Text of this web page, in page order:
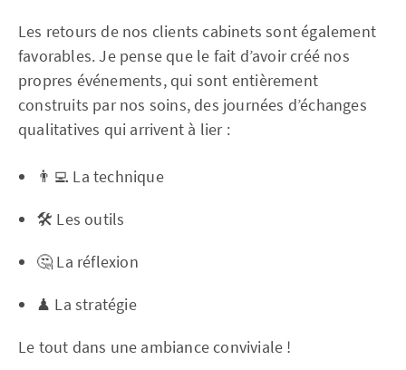
Les retours de nos clients cabinets sont également
favorables. Je pense que le fait d’avoir créé nos
propres événements, qui sont entièrement
construits par nos soins, des journées d’échanges
qualitatives qui arrivent à lier :
👨‍💻 La technique
🛠 Les outils
🤔 La réflexion
♟ La stratégie
Le tout dans une ambiance conviviale !